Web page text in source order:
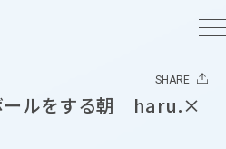
SHARE
ールをする朝 haru.×